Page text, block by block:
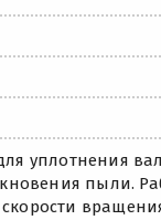
уплотнения
пыли.